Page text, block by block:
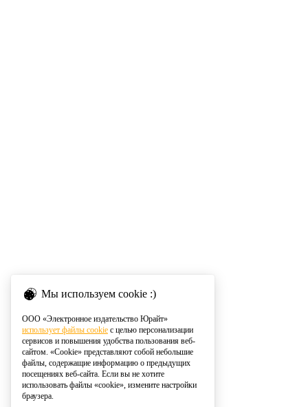
Мы используем cookie :)
ООО «Электронное издательство Юрайт»
использует файлы cookie с целью персонализации
сервисов и повышения удобства пользования веб-
сайтом. «Cookie» представляют собой небольшие
файлы, содержащие информацию о предыдущих
посещениях веб-сайта. Если вы не хотите
использовать файлы «cookie», измените настройки
браузера.